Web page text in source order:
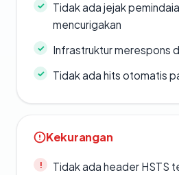
Tidak ada jejak
mencurigakan
Infrastruktur merespons
Tidak ada hits otomatis
Kekurangan
Tidak ada header HSTS